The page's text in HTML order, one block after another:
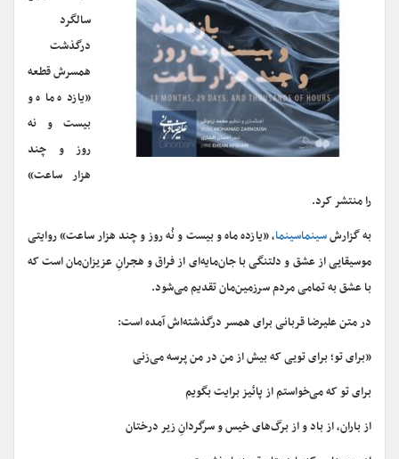
سالگرد
درگذشت
همسرش قطعه
«یازده ماه و
بیست و نه
روز و چند
هزار ساعت»
را منتشر کرد.
به گزارشسینماسینما، «یازده ماه و بیست و نُه روز و چند هزار ساعت» روایتی
موسیقایی از عشق و دلتنگی با جان‌مایه‌ای از فراق و هجرانِ عزیزان‌مان است که
با عشق به تمامی مردم سرزمین‌مان تقدیم می‌شود.
در متن علیرضا قربانی برای همسر درگذشته‌اش آمده است:
«برای تو؛ برای تویی که بیش از من در من پرسه می‌زنی
برای تو که می‌خواستم از پائیز برایت بگویم
از باران، از باد و از برگ‌های خیس و سرگردانِ زیر درختان